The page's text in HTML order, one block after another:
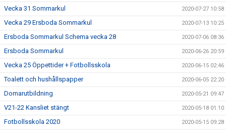
Vecka 31 Sommarkul 2020-07-27 10:58
Vecka 29 Ersboda Sommarkul 2020-07-13 10:25
Ersboda Sommarkul Schema vecka 28 2020-07-06 08:36
Ersboda Sommarkul 2020-06-26 20:59
Vecka 25 Öppettider + Fotbollsskola 2020-06-15 02:46
Toalett och hushållspapper 2020-06-05 22:20
Domarutbildning 2020-05-21 09:47
V21-22 Kansliet stängt 2020-05-18 01:10
Fotbollsskola 2020 2020-05-15 09:28